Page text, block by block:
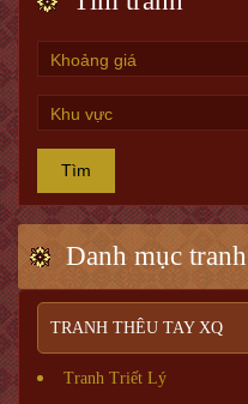
Tìm
Danh mục tranh
TRANH THÊU TAY XQ
Tranh Triết Lý